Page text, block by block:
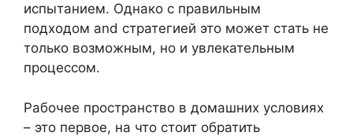
испытанием. Однако с правильным
подходом and стратегией это может стать не
только возможным, но и увлекательным
процессом.
Рабочее пространство в домашних условиях
– это первое, на что стоит обратить